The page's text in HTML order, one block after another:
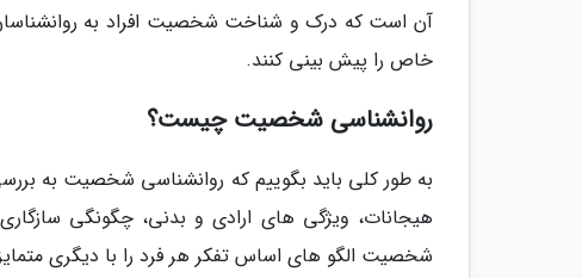
آن است که درک و شناخت شخصیت افراد به
خاص را پیش بینی کنند.
روانشناسی شخصیت چیست؟
به طور کلی باید بگوییم که روانشناسی شخصیت به
هیجانات، ویژگی های ارادی و بدنی، چگونگی
شخصیت الگو های اساس تفکر هر فرد را با دیگری